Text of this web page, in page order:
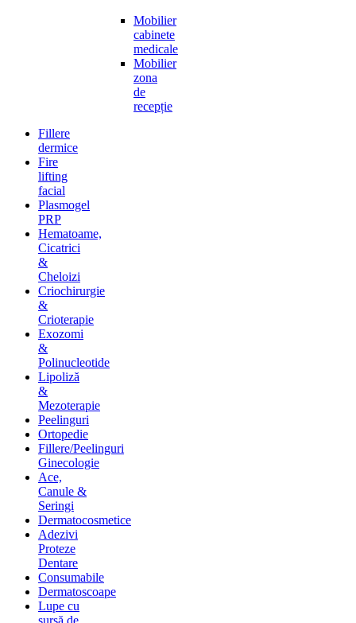
Mobilier
cabinete
medicale
Mobilier
zona
de
recepție
Fillere
dermice
Fire
lifting
facial
Plasmogel
PRP
Hematoame,
Cicatrici
&
Cheloizi
Criochirurgie
&
Crioterapie
Exozomi
&
Polinucleotide
Lipoliză
&
Mezoterapie
Peelinguri
Ortopedie
Fillere/Peelinguri
Ginecologie
Ace,
Canule &
Seringi
Dermatocosmetice
Adezivi
Proteze
Dentare
Consumabile
Dermatoscoape
Lupe cu
sursă de